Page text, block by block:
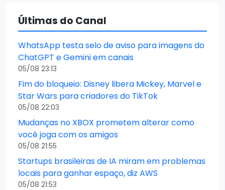
Últimas do Canal
WhatsApp testa selo de aviso para imagens do
ChatGPT e Gemini em canais
05/08 23:13
Fim do bloqueio: Disney libera Mickey, Marvel e
Star Wars para criadores do TikTok
05/08 22:03
Mudanças no XBOX prometem alterar como
você joga com os amigos
05/08 21:55
Startups brasileiras de IA miram em problemas
locais para ganhar espaço, diz AWS
05/08 21:53